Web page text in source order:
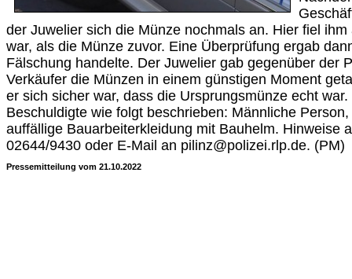
der Juwelier sich die Münze nochmals an. Hier fiel
war, als die Münze zuvor. Eine Überprüfung ergab
Fälschung handelte. Der Juwelier gab gegenüber der
Verkäufer die Münzen in einem günstigen Moment
er sich sicher war, dass die Ursprungsmünze echt
Beschuldigte wie folgt beschrieben: Männliche
auffällige Bauarbeiterkleidung mit Bauhelm. Hinweise
02644/9430 oder E-Mail an pilinz@polizei.rlp.de. (PM)
Pressemitteilung vom 21.10.2022